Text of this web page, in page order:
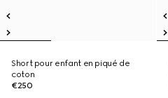
Short pour enfant en piqué de
coton
€250